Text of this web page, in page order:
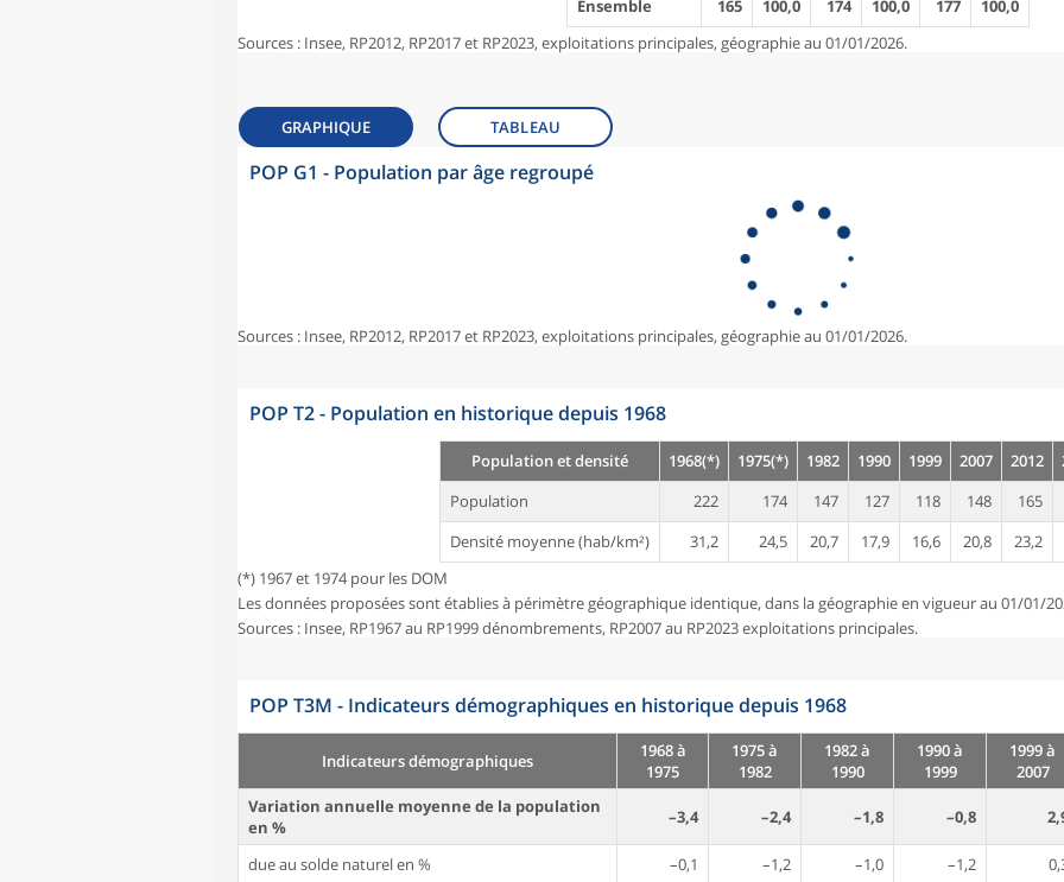
Ensemble
165 100,0 174 100,0 177
100,0
Sources : Insee, RP2012, RP2017 et RP2023, exploitations principales, géographie au 01/01/2026.
GRAPHIQUE TABLEAU
POP G1 - Population par âge regroupé
Sources : Insee, RP2012, RP2017 et RP2023, exploitations principales, géographie au 01/01/2026.
POP T2 - Population en historique depuis 1968
Population et densité 1968(*) 1975(*) 1982 1990 1999 2007 2012
Population
222 174 147 127 118 148
165
Densité moyenne (hab/km²)
31,2 24,5 20,7 17,9 16,6 20,8
23,2
(*) 1967 et 1974 pour les DOM
Les données proposées sont établies à périmètre géographique identique, dans la géographie en vigueur au 01/01/
Sources : Insee, RP1967 au RP1999 dénombrements, RP2007 au RP2023 exploitations principales.
POP T3M - Indicateurs démographiques en historique depuis 1968
Indicateurs démographiques
1968 à
1975
1975 à
1982
1982 à
1990
1990 à
1999
1999 à
2007
Variation annuelle moyenne de la population
en %
–3,4 –2,4 –1,8 –0,8
due au solde naturel en % –0,1 –1,2 –1,0 –1,2